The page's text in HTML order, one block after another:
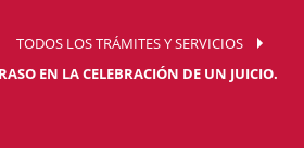
TODOS LOS TRÁMITES Y SERVICIOS
EN LA CELEBRACIÓN DE UN JUICIO.